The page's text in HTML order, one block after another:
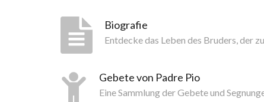
Biografie
Entdecke das Leben des Bruders, der
Gebete von Padre Pio
Eine Sammlung der Gebete und